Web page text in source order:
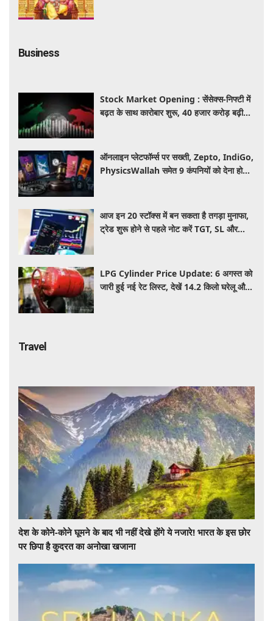
Business
Stock Market Opening : सेंसेक्स-निफ्टी में
बढ़त के साथ कारोबार शुरू, 40 हजार करोड़ बढ़ी
ऑनलाइन प्लेटफॉर्म्स पर सख्ती, Zepto, IndiGo,
PhysicsWallah समेत 9 कंपनियों को देना होगा
आज इन 20 स्टॉक्स में बन सकता है तगड़ा मुनाफा,
ट्रेड शुरू होने से पहले नोट करें TGT, SL और
LPG Cylinder Price Update: 6 अगस्त को
जारी हुई नई रेट लिस्ट, देखें 14.2 किलो घरेलू और
Travel
देश के कोने-कोने घूमने के बाद भी नहीं देखे होंगे ये नजारे! भारत के इस छोर
पर छिपा है कुदरत का अनोखा खजाना